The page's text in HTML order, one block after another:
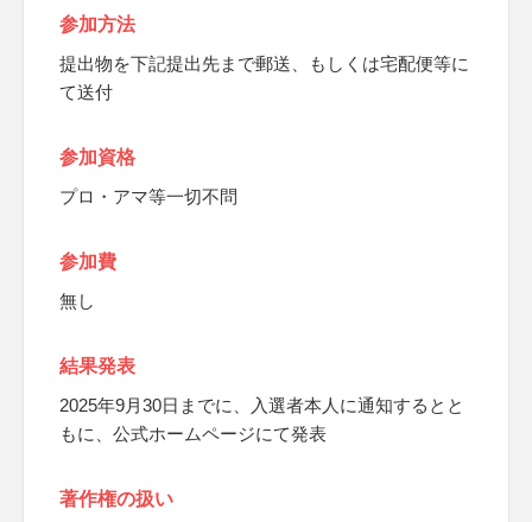
参加方法
提出物を下記提出先まで郵送、もしくは宅配便等に
て送付
参加資格
プロ・アマ等一切不問
参加費
無し
結果発表
2025年9月30日までに、入選者本人に通知するとと
もに、公式ホームページにて発表
著作権の扱い